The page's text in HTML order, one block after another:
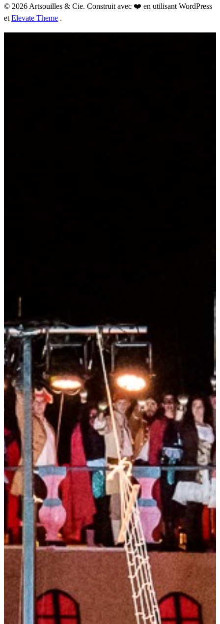
© 2026 Artsouilles & Cie. Construit avec ❤️ en utilisant WordPress
et Elevate Theme .